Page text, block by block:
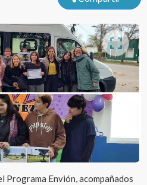
Programa Envión, acompañados